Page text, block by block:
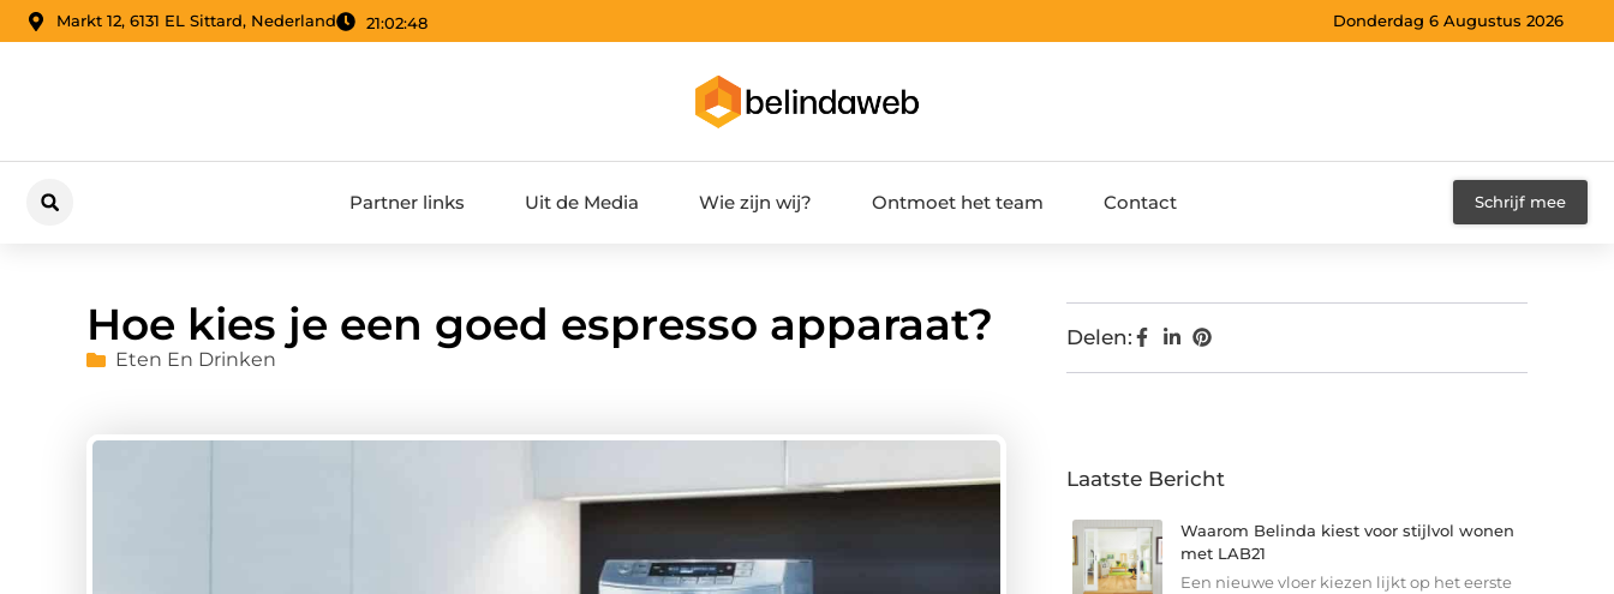
Markt 12, 6131 EL Sittard, Nederland 21:02:49 Donderdag 6 Augustus 2026
Partner links Uit de Media Wie zijn wij? Ontmoet het team Contact Schrijf mee
Hoe kies je een goed espresso apparaat?
Eten En Drinken
Delen:
Laatste Bericht
Waarom Belinda kiest voor stijlvol wonen
met LAB21
Een nieuwe vloer kiezen lijkt op het eerste